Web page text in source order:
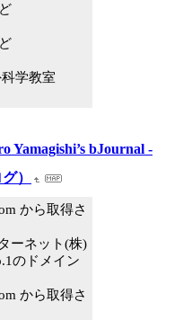
学教室
Yamagishi’s bJournal -
）
から取得さ
ーネット(株)
のドメイン
から取得さ